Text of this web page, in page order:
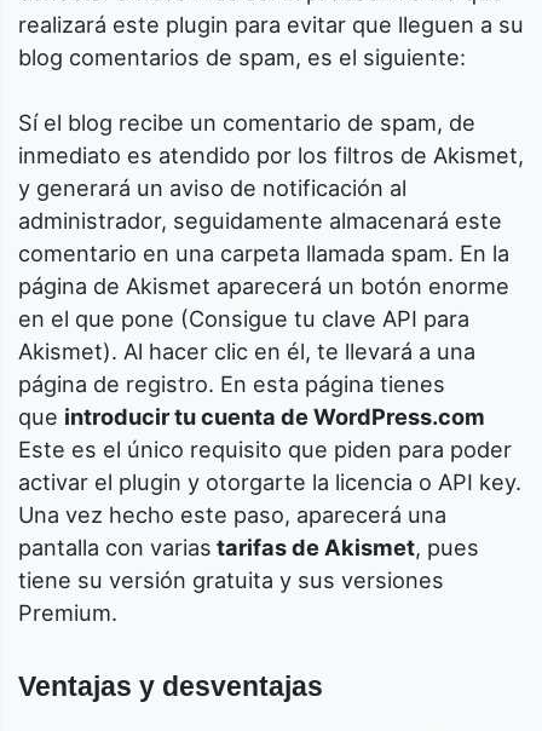
realizará este plugin para evitar que lleguen a su
blog comentarios de spam, es el siguiente:
Sí el blog recibe un comentario de spam, de
inmediato es atendido por los filtros de Akismet,
y generará un aviso de notificación al
administrador, seguidamente almacenará este
comentario en una carpeta llamada spam. En la
página de Akismet aparecerá un botón enorme
en el que pone (Consigue tu clave API para
Akismet). Al hacer clic en él, te llevará a una
página de registro. En esta página tienes
que introducir tu cuenta de WordPress.com
Este es el único requisito que piden para poder
activar el plugin y otorgarte la licencia o API key.
Una vez hecho este paso, aparecerá una
pantalla con varias tarifas de Akismet, pues
tiene su versión gratuita y sus versiones
Premium.
Ventajas y desventajas